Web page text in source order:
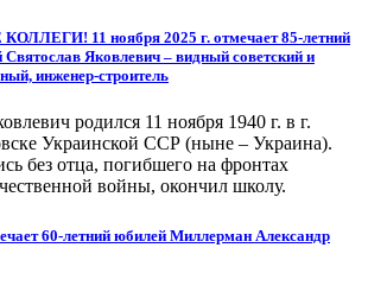
11 ноября 2025 г. отмечает 85-летний
Яковлевич – видный советский и
инженер-строитель
родился 11 ноября 1940 г. в г.
Украинской ССР (ныне – Украина).
без отца, погибшего на фронтах
войны, окончил школу.
60-летний юбилей Миллерман Александр